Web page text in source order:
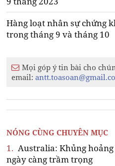
Hàng loạt nhân sự chứng
trong tháng 9 và tháng 10
Mọi góp ý tin bài cho
email:
NÓNG CÙNG CHUYÊN MỤC
1. Australia: Khủng
ngày càng trầm trọng